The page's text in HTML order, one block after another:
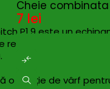
Cheie combinata
7 lei
P1.9 este un
reproduce imagini
o soluție de vârf